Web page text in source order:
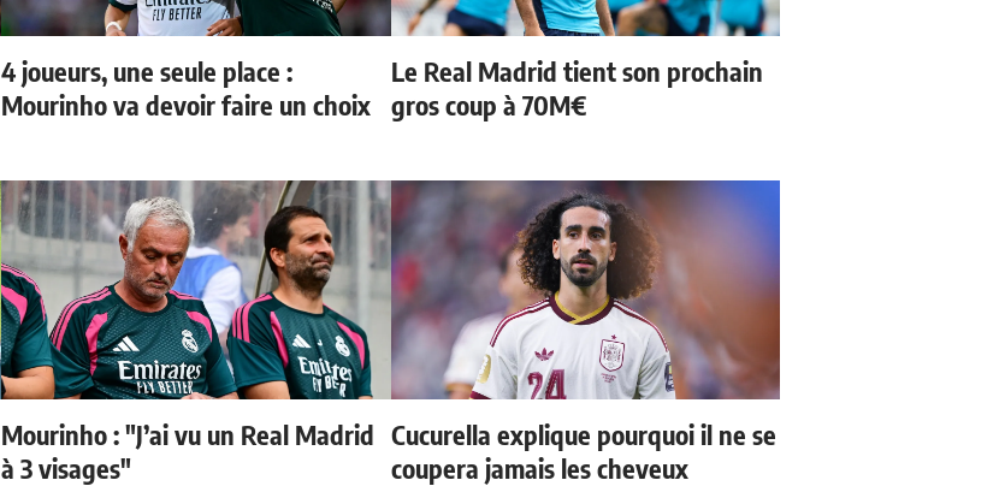
4 joueurs, une seule place :
Mourinho va devoir faire un choix
Le Real Madrid tient son prochain
gros coup à 70M€
Mourinho : "J’ai vu un Real Madrid
à 3 visages"
Cucurella explique pourquoi il ne se
coupera jamais les cheveux